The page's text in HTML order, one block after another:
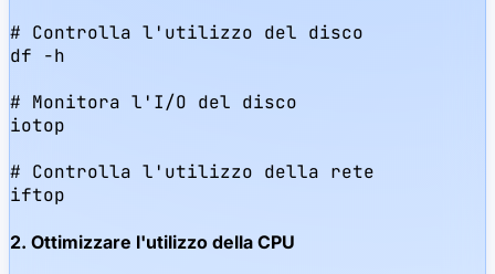
# Controlla l'utilizzo del disco
df -h
# Monitora l'I/O del disco
iotop
# Controlla l'utilizzo della rete
iftop
2. Ottimizzare l'utilizzo della CPU